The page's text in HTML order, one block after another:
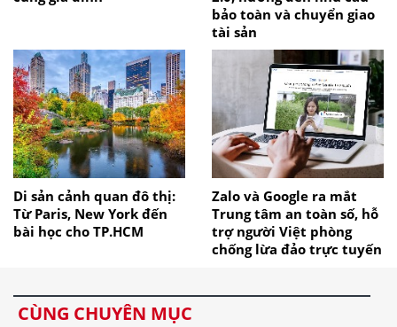
bảo toàn và chuyển giao
tài sản
Di sản cảnh quan đô thị:
Từ Paris, New York đến
bài học cho TP.HCM
Zalo và Google ra mắt
Trung tâm an toàn số, hỗ
trợ người Việt phòng
chống lừa đảo trực tuyến
CÙNG CHUYÊN MỤC